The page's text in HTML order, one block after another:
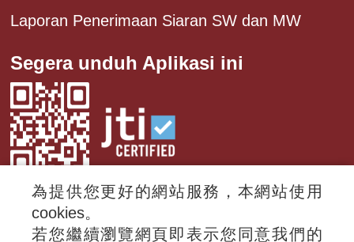
Laporan Penerimaan Siaran SW dan MW
Segera unduh Aplikasi ini
© 2024 RTI (Radio Taiwan International).
為提供您更好的網站服務，本網站使用
cookies。
若您繼續瀏覽網頁即表示您同意我們的